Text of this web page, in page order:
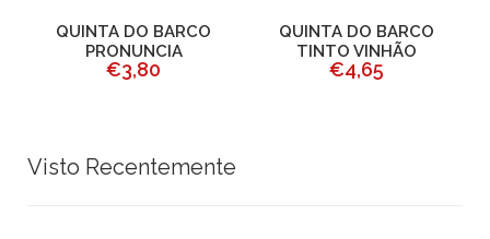
QUINTA DO BARCO
PRONUNCIA
€3,80
QUINTA DO BARCO
TINTO VINHÃO
€4,65
Visto Recentemente